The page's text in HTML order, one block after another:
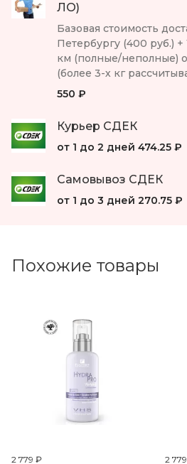
ЛО)
Базовая стоимость
Петербургу (400 руб.)
км (полные/неполные)
(более 3-х кг
550 ₽
Курьер СДЕК
от 1 до 2 дней 474.25 ₽
Самовывоз СДЕК
от 1 до 3 дней 270.75 ₽
Похожие товары
2 779 ₽ 2